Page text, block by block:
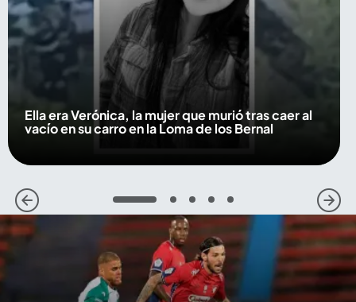
Ella era Verónica, la mujer que murió tras caer al
vacío en su carro en la Loma de los Bernal
1 2 3 4 5